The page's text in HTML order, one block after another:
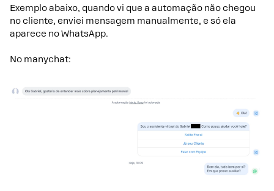
Exemplo abaixo, quando vi que a automação não chegou
no cliente, enviei mensagem manualmente, e só ela
aparece no WhatsApp.
No manychat: